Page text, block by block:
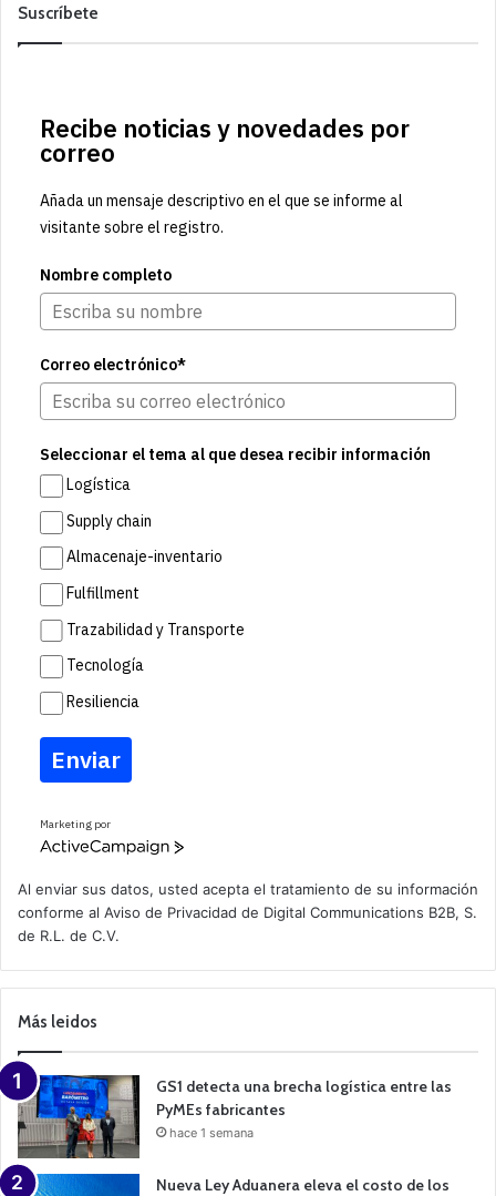
Suscríbete
Recibe noticias y novedades por
correo
Añada un mensaje descriptivo en el que se informe al
visitante sobre el registro.
Nombre completo
Correo electrónico*
Seleccionar el tema al que desea recibir información
Logística
Supply chain
Almacenaje-inventario
Fulfillment
Trazabilidad y Transporte
Tecnología
Resiliencia
Enviar
Marketing por
A
v
e
a
m
a
n
Al enviar sus datos, usted acepta el tratamiento de su información
conforme al Aviso de Privacidad de Digital Communications B2B, S.
de R.L. de C.V.
Más leidos
GS1 detecta una brecha logística entre las
PyMEs fabricantes
hace 1 semana
Nueva Ley Aduanera eleva el costo de los